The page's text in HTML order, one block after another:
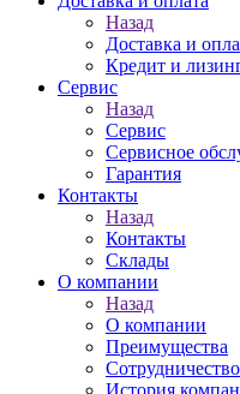
Назад
Доставка и
Кредит и
Сервис
Назад
Сервис
Сервисное
Гарантия
Контакты
Назад
Контакты
Склады
О компании
Назад
О компании
Преимущества
История